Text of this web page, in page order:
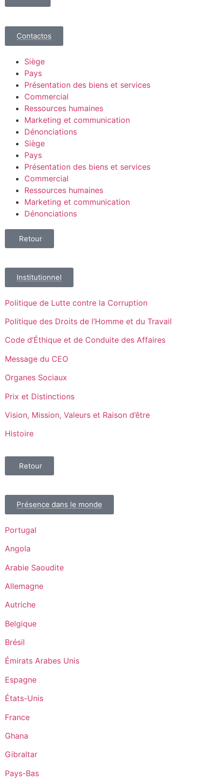
Contactos
Siège
Pays
Présentation des biens et services
Commercial
Ressources humaines
Marketing et communication
Dénonciations
Siège
Pays
Présentation des biens et services
Commercial
Ressources humaines
Marketing et communication
Dénonciations
Retour
Institutionnel
Politique de Lutte contre la Corruption
Politique des Droits de l’Homme et du Travail
Code d’Éthique et de Conduite des Affaires
Message du CEO
Organes Sociaux
Prix et Distinctions
Vision, Mission, Valeurs et Raison d’être
Histoire
Retour
Présence dans le monde
Portugal
Angola
Arabie Saoudite
Allemagne
Autriche
Belgique
Brésil
Émirats Arabes Unis
Espagne
États-Unis
France
Ghana
Gibraltar
Pays-Bas